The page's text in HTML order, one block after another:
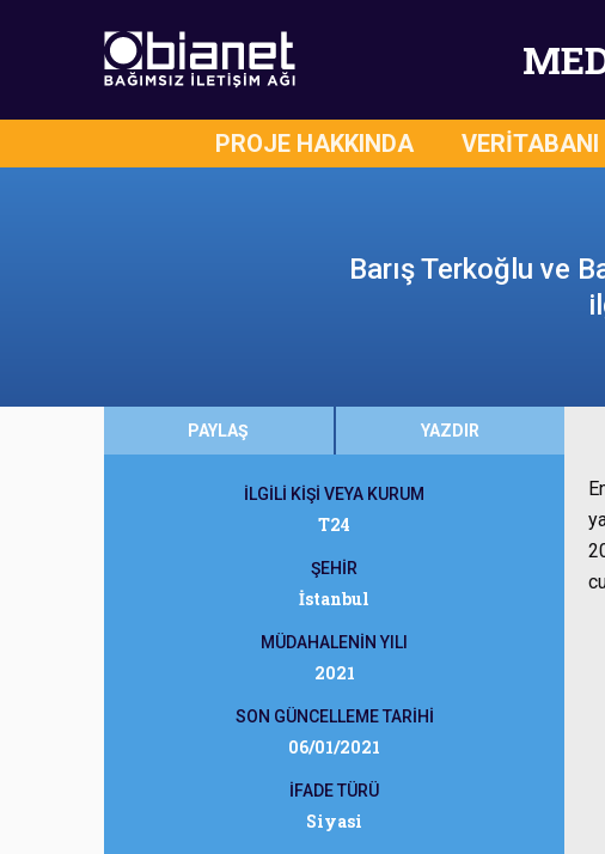
PROJE HAKKINDA VERİTABANI
Barış Terkoğlu ve
PAYLAŞ YAZDIR
İLGİLİ KİŞİ VEYA KURUM
T24
ŞEHİR
İstanbul
MÜDAHALENİN YILI
2021
SON GÜNCELLEME TARİHİ
06/01/2021
İFADE TÜRÜ
Siyasi